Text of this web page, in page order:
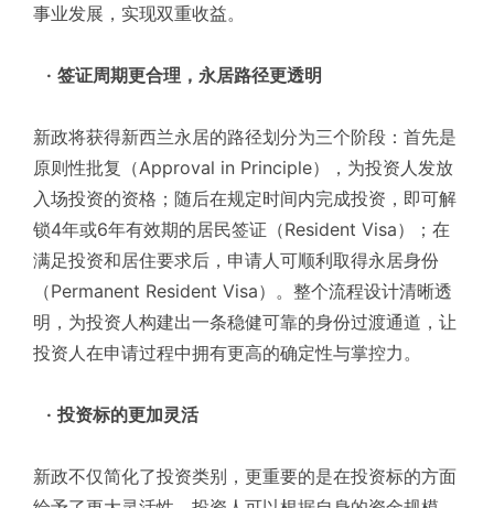
事业发展，实现双重收益。
· 签证周期更合理，永居路径更透明
新政将获得新西兰永居的路径划分为三个阶段：首先是
原则性批复（Approval in Principle），为投资人发放
入场投资的资格；随后在规定时间内完成投资，即可解
锁4年或6年有效期的居民签证（Resident Visa）；在
满足投资和居住要求后，申请人可顺利取得永居身份
（Permanent Resident Visa）。整个流程设计清晰透
明，为投资人构建出一条稳健可靠的身份过渡通道，让
投资人在申请过程中拥有更高的确定性与掌控力。
· 投资标的更加灵活
新政不仅简化了投资类别，更重要的是在投资标的方面